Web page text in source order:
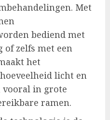
Met
bediend met
of zelfs met een
het
licht en
vooral in grote
ramen.